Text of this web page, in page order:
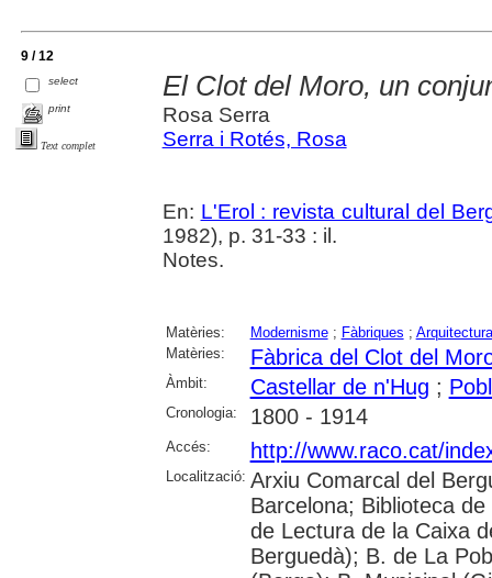
9 / 12
select
print
Text complet
El Clot del Moro, un
Rosa Serra
Serra i Rotés, Rosa
En: L'Erol : revista cultural del
1982), p. 31-33 : il.
Notes.
Matèries: Modernisme; Fàbriques ; Arquitectura
Matèries:
Fàbrica del Clot del
Àmbit: Castellar de n'Hug ;
Cronologia: 1800 - 1914
Accés: http://www.raco.cat/
Localització: Arxiu Comarcal del
Barcelona; Biblioteca
de Lectura de la Caixa
Berguedà); B. de La